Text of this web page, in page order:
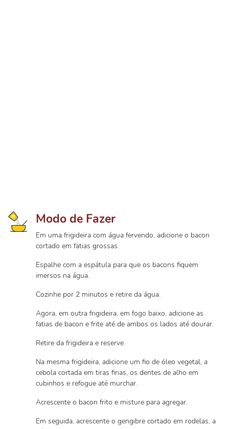
Modo de Fazer
Em uma frigideira com água fervendo, adicione o bacon
cortado em fatias grossas.
Espalhe com a espátula para que os bacons fiquem
imersos na água.
Cozinhe por 2 minutos e retire da água.
Agora, em outra frigideira, em fogo baixo, adicione as
fatias de bacon e frite até de ambos os lados até dourar.
Retire da frigideira e reserve.
Na mesma frigideira, adicione um fio de óleo vegetal, a
cebola cortada em tiras finas, os dentes de alho em
cubinhos e refogue até murchar.
Acrescente o bacon frito e misture para agregar.
Em seguida, acrescente o gengibre cortado em rodelas, a